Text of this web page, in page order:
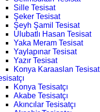
Sille Tesisat
Şeker Tesisat
Şeyh Şamil Tesisat
Ulubatlı Hasan Tesisat
Yaka Meram Tesisat
Yaylapınar Tesisat
Yazır Tesisat
Konya Karaaslan Tesisat
Konya Tesisatçı
Akabe Tesisatçı
Akıncılar Tesisatçı